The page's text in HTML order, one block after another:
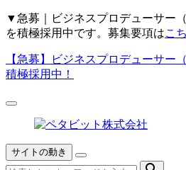
▼ 急募｜ビジネスプロデューサー
を積極採用中です。募集要項はこ
【急募】
ビジネスプロデューサー
積極採用中！
サイトの動き